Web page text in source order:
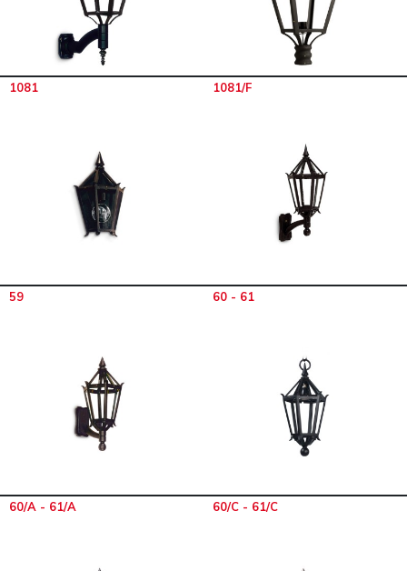
1081 1081/F
59 60 - 61
60/A - 61/A 60/C - 61/C